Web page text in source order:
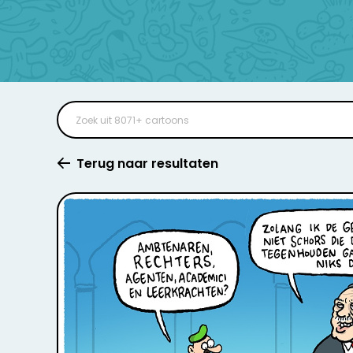
Terug naar resultaten